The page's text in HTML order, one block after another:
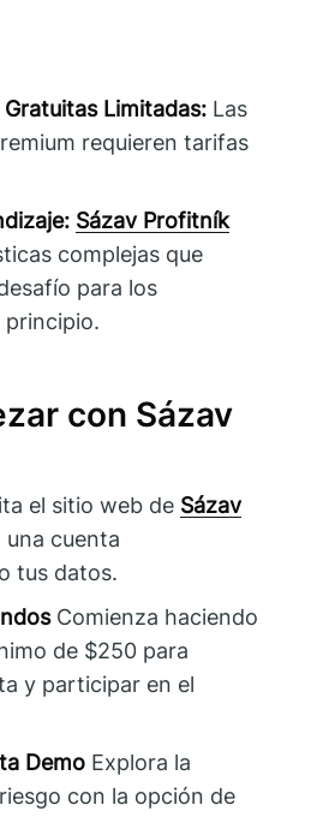
Limitadas: Las
requieren tarifas
Sázav Profitník
complejas que
para los
principio.
con Sázav
el sitio web de Sázav
cuenta
tus datos.
Comienza haciendo
de $250 para
y participar en el
Demo Explora la
con la opción de